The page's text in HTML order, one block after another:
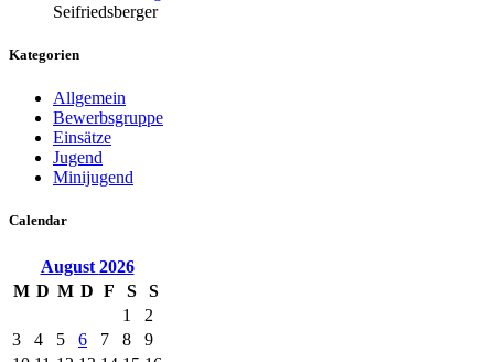
Seifriedsberger
Kategorien
Allgemein
Bewerbsgruppe
Einsätze
Jugend
Minijugend
Calendar
August 2026
M D M D F S
S
1
2
3
4 5 6 7 8
9